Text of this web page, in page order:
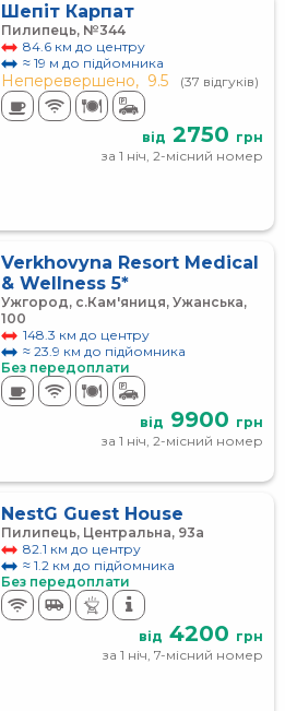
Шепіт Карпат
Пилипець, №344
84.6 км до центру
≈ 19 м до підйомника
Неперевершено, 9.5 (37 відгуків)
від 2750 грн
за 1 ніч, 2-місний номер
Verkhovyna Resort Medical
& Wellness 5*
Ужгород, с.Кам'яниця, Ужанська,
100
148.3 км до центру
≈ 23.9 км до підйомника
Без передоплати
від 9900 грн
за 1 ніч, 2-місний номер
NestG Guest House
Пилипець, Центральна, 93а
82.1 км до центру
≈ 1.2 км до підйомника
Без передоплати
від 4200 грн
за 1 ніч, 7-місний номер